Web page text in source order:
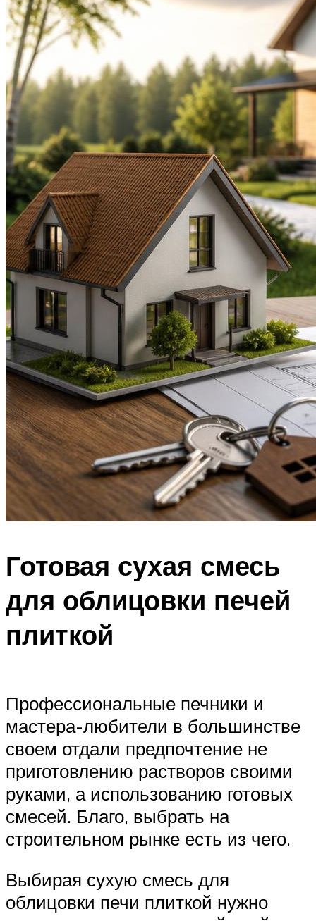
Готовая сухая смесь
для облицовки печей
плиткой
Профессиональные печники и
мастера-любители в большинстве
своем отдали предпочтение не
приготовлению растворов своими
руками, а использованию готовых
смесей. Благо, выбрать на
строительном рынке есть из чего.
Выбирая сухую смесь для
облицовки печи плиткой нужно